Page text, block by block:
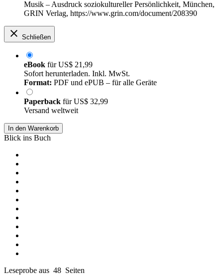
Musik – Ausdruck soziokultureller Persönlichkeit, München,
GRIN Verlag, https://www.grin.com/document/208390
Schließen
eBook fürUS$ 21,99
Sofort herunterladen. Inkl. MwSt.
Format: PDF und ePUB – für alle Geräte
Paperback fürUS$ 32,99
Versand weltweit
In den Warenkorb
Blick ins Buch
Leseprobe aus 48 Seiten